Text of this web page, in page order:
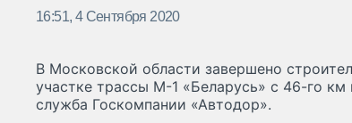
16:51, 4 Сентября 2020
В Московской области завершено
участке трассы М-1 «Беларусь» с 46-го
служба Госкомпании «Автодор».